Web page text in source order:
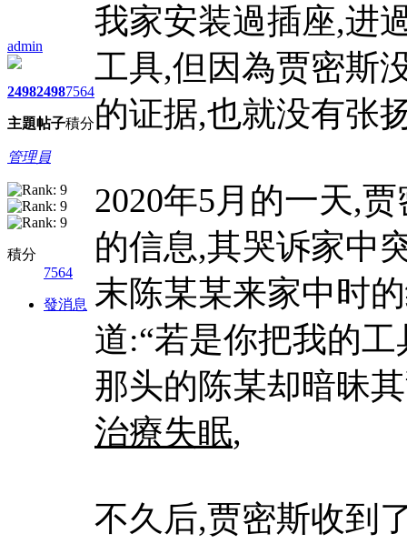
admin
2498
主題
2498
帖子
7564
積分
管理員
積分
7564
發消息
我家安装過插座,进
工具,但因為贾密斯
的证据,也就没有张
2020年5月的一天,
的信息,其哭诉家中
末陈某某来家中时
道:“若是你把我的
那头的陈某却暗昧
治療失眠,
不久后,贾密斯收到